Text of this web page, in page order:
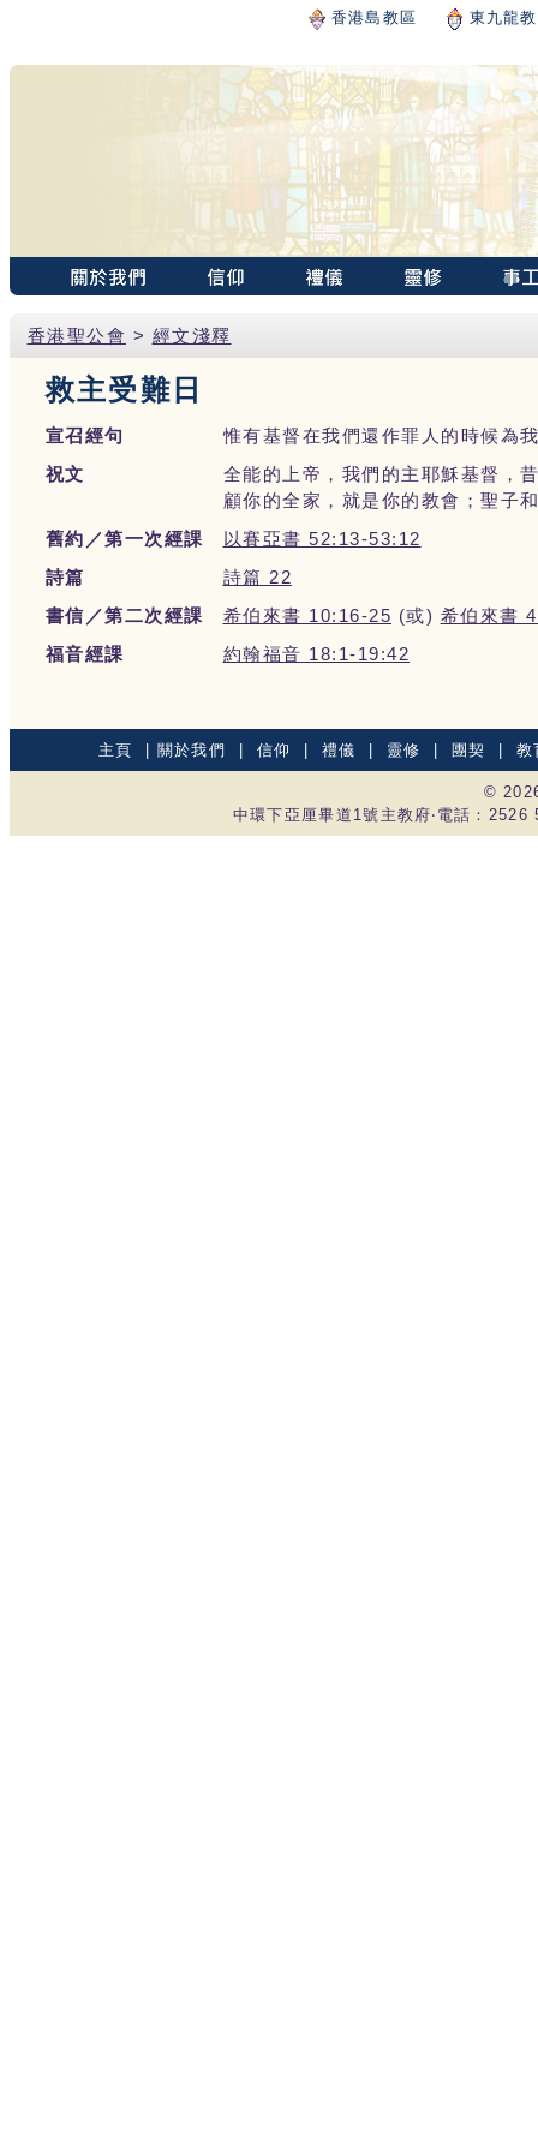
香港島教區 東九龍
香港聖公會 > 經文淺釋
救主受難日
宣召經句
惟有基督在我們還作罪人的時候為
祝文
全能的上帝，我們的主耶穌基督，
顧你的全家，就是你的教會；聖子
舊約／第一次經課
以賽亞書 52:13-53:12
詩篇
詩篇 22
書信／第二次經課
希伯來書 10:16-25 (或) 希伯來書
福音經課
約翰福音 18:1-19:42
主頁 關於我們 信仰 禮儀 靈修 團契 |教
©
中環下亞厘畢道1號主教府‧電話：